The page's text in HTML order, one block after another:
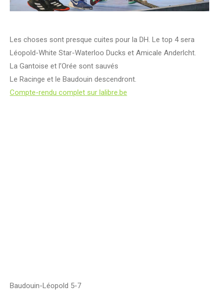
Les choses sont presque cuites pour la DH. Le top 4 sera
Léopold-White Star-Waterloo Ducks et Amicale Anderlcht.
La Gantoise et l’Orée sont sauvés
Le Racinge et le Baudouin descendront.
Compte-rendu complet sur lalibre.be
Baudouin-Léopold 5-7